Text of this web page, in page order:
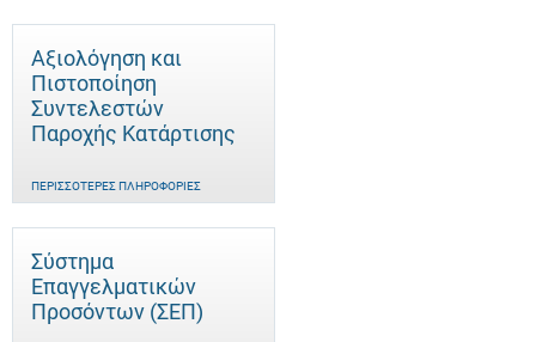
Αξιολόγηση και
Πιστοποίηση
Συντελεστών
Παροχής Κατάρτισης
ΠΕΡΙΣΣΌΤΕΡΕΣ ΠΛΗΡΟΦΟΡΊΕΣ
Σύστημα
Επαγγελματικών
Προσόντων (ΣΕΠ)